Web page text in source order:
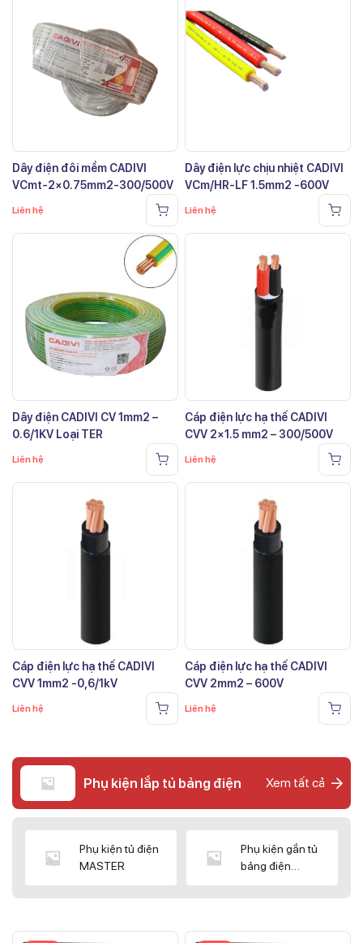
Dây điện đôi mềm CADIVI
VCmt-2×0.75mm2-300/500V
Liên hệ
Dây điện lực chịu nhiệt CADIVI
VCm/HR-LF 1.5mm2 -600V
Liên hệ
Dây điện CADIVI CV 1mm2 –
0.6/1KV Loại TER
Liên hệ
Cáp điện lực hạ thế CADIVI
CVV 2×1.5 mm2 – 300/500V
Liên hệ
Cáp điện lực hạ thế CADIVI
CVV 1mm2 -0,6/1kV
Liên hệ
Cáp điện lực hạ thế CADIVI
CVV 2mm2 – 600V
Liên hệ
Phụ kiện lắp tủ bảng điện Xem tất cả
Phụ kiện tủ điện
MASTER
Phụ kiện gắn tủ
bảng điện